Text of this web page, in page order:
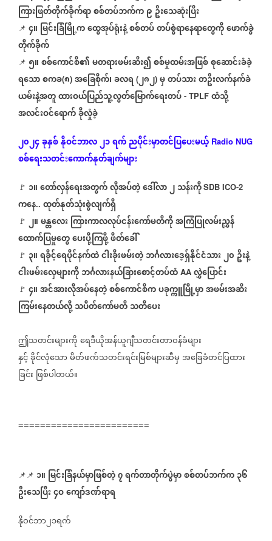
ကြားဖြတ်တိုက်ခိုက်ရာစစ်တပ်ဘက်က၉ ဦးသေဆုံးပြီး
📌 ၄။ မြင်းခြံမြို့ကထွေအုပ်ရုံးနဲ့စစ်တပ်တပ်စွဲရာနေရာတွေကိုဖောက်ခွဲ
တိုက်ခိုက်
📌 ၅။စစ်ကောင်စီ၏မတရားဖမ်းဆီး၍စစ်မှုထမ်းအဖြစ်စုဆောင်းခံခဲ့
ရသောစကခ(၈) အခြေစိုက်၊ခလရ (၂၈၂) မှတပ်သားတဦးလက်နက်ခဲ
ယမ်းနဲ့အတူထားဝယ်ပြည်သူ့လွတ်မြောက်ရေးတပ် - TPLF ထံသို့
အလင်းဝင်ရောက်ခိုလှုံခဲ့
၂၀၂၄ခုနှစ်နိုဝင်ဘာလ၂၁ရက်ညပိုင်းမှာတင်ပြပေးမယ့် Radio NUG
စစ်ရေးသတင်းကောက်နုတ်ချက်များ
🚩 ၁။တော်လှန်ရေးအတွက်လိုအပ်တဲ့ဒေါ်လာ၂သန်းကိုSDB ICO-2
ကနေ.. ထုတ်နုတ်သုံးစွဲလျက်ရှိ
🚩 ၂။မန္တလေး ကြားကာလလုပ်ငန်းကော်မတီကိုအကြံပြုလမ်းညွှန်
ထောက်ပြမှုတွေပေးပို့ကြဖို့ဖိတ်ခေါ်
🚩 ၃။ရခိုင့်ရေပိုင်နက်ထဲငါးခိုးဖမ်းတဲ့ဘင်္ဂလားဒေ့ရှ်နိုင်ငံသား၂၀ ဦးနဲ့
ငါးဖမ်းလှေများကိုဘင်္ဂလားနယ်ခြားစောင့်တပ်ထံ AA လွှဲပြောင်း
🚩 ၄။အင်အားလိုအပ်နေတဲ့စစ်ကောင်စီကပခုက္ကူမြို့မှာအဖမ်းအဆီး
ကြမ်း‌နေတယ်လို့သပိတ်ကော်မတီသတိပေး
ဤသတင်းများကိုရေဒီယိုအန်ယူဂျီသတင်းတာဝန်ခံများ
နှင့်ခိုင်လုံသောမိတ်ဖက်သတင်းရင်းမြစ်များဆီမှအခြေခံတင်ပြထား
ခြင်း ဖြစ်ပါတယ်။
========================
📌📌 ၁။ မြင်းခြံနယ်မှာဖြစ်တဲ့၇ရက်တာတိုက်ပွဲမှာစစ်တပ်ဘက်က၃၆
ဦးသေပြီး၄ဝကျော်ဒဏ်ရာရ
နိုဝင်ဘာ၂၁ရက်